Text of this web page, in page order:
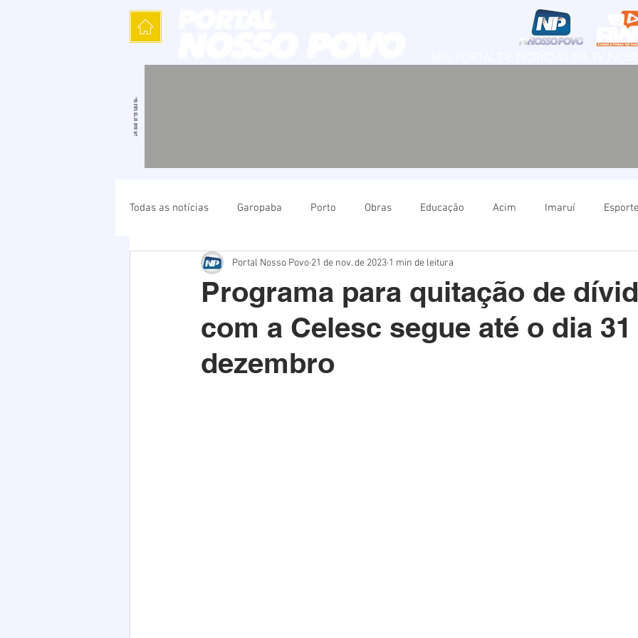
Todas as notícias Garopaba Porto Obras Educação Acim Imaruí Esporte
Cultura Polícia Natureza Imbituba
Verão Saúde Polícia Destaque Laguna Linha Destaques 1
Programa para quitação de
com a Celesc segue até o dia
dezembro
Portal Nosso Povo 21 de nov. de 2023 1 min de leitura